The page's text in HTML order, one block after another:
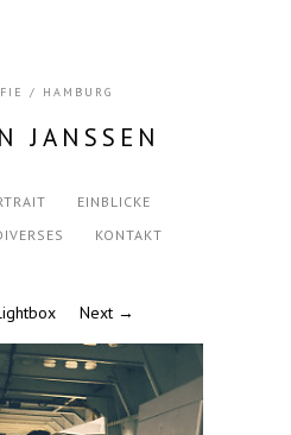
/ HAMBURG
JANSSEN
EINBLICKE
KONTAKT
Next →